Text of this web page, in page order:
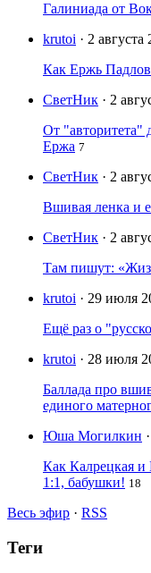
Галиниада от
krutoi · 2
Как Ержь Падлов
СветНик · 2
От "авторитета"
Ержа 7
СветНик · 2
Вшивая ленка и
СветНик · 2
Там пишут:
krutoi · 29 июля
Ещё раз о
krutoi · 28 июля
Баллада про
единого
Юша Могилкин
Как Калрецкая и
1:1, бабушки! 18
Весь эфир · RSS
Теги